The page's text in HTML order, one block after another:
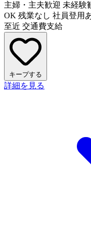
主婦・主夫歓迎 未経験
OK 残業なし 社員登用
至近 交通費支給
キープする
詳細を見る